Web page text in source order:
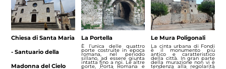
Chiesa di Santa Maria
- Santuario della
Madonna del Cielo
La Portella
È l’unica delle quattro
porte costruite in epoca
romana, nel periodo
sillano, ad essere giunta
intatta fino a noi. Le altre
porte, Porta Romana e
Le Mura Poligonali
La cinta urbana di Fondi
è il monumento più
antico e caratteristico
della città. In gran parte
della murazione non vi è
tendenza alla regolarità